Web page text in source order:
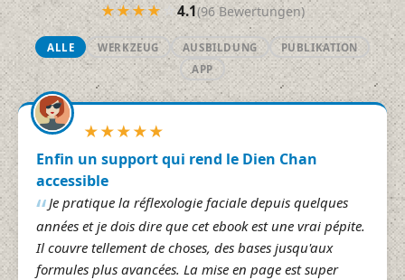
★★★★ ☆4.1(96 Bewertungen)
ALLE WERKZEUG AUSBILDUNG
PUBLIKATION
APP
★★★★★
Enfin un support qui rend le Dien Chan
accessible
Je pratique la réflexologie faciale depuis quelques
années et je dois dire que cet ebook est une vrai pépite.
Il couvre tellement de choses, des bases jusqu'aux
formules plus avancées. La mise en page est super